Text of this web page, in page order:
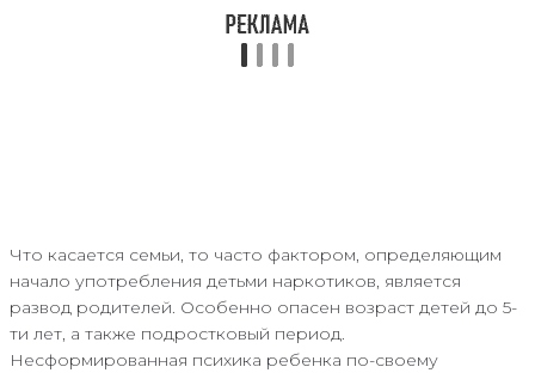
Что касается семьи, то часто фактором, определяющим
начало употребления детьми наркотиков, является
развод родителей. Особенно опасен возраст детей до 5-
ти лет, а также подростковый период.
Несформированная психика ребенка по-своему